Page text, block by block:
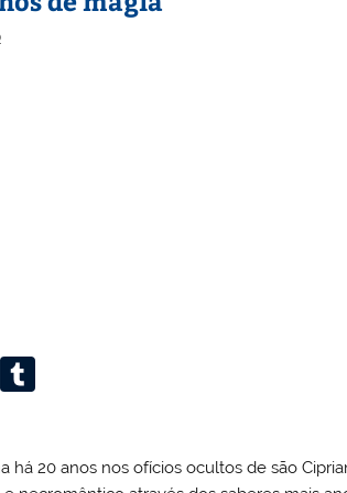
Li
bl
há 20 anos nos ofícios ocultos de são